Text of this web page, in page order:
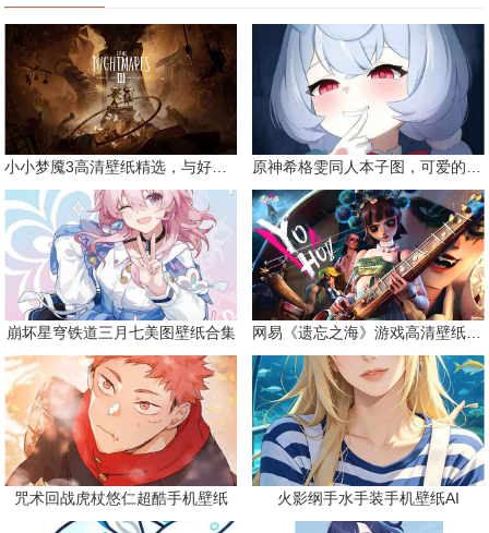
小小梦魇3高清壁纸精选，与好友一同面对恐惧 原神希格雯同人本子图，可爱的双马尾
崩坏星穹铁道三月七美图壁纸合集 网易《遗忘之海》游戏高清壁纸精选
咒术回战虎杖悠仁超酷手机壁纸 火影纲手水手装手机壁纸AI